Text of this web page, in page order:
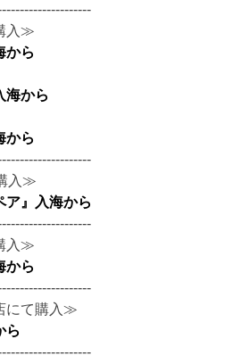
入≫
から
海から
から
入≫
ア』入海から
入≫
から
にて購入≫
ら